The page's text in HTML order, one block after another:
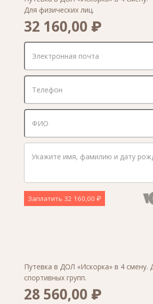
Для физических лиц.
32 160,00 ₽
Заплатить 32 160,00 ₽
Путевка в ДОЛ «Искорка» в 4 смену.
спортивных групп.
28 560,00 ₽